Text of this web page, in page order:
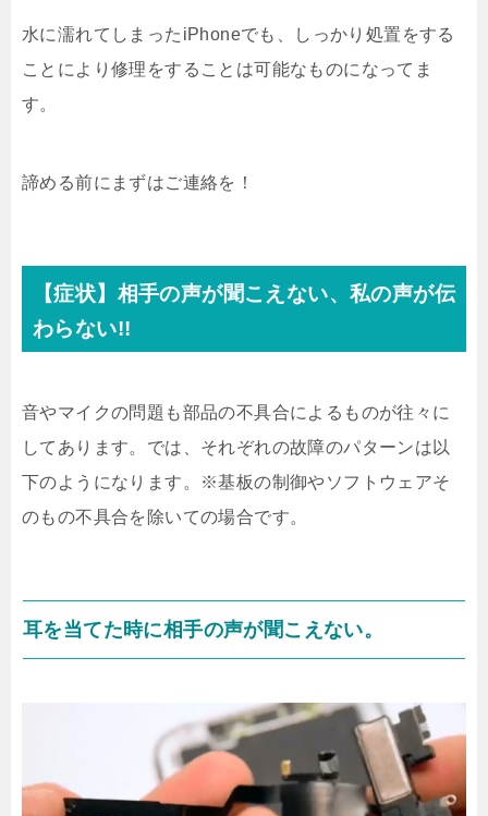
水に濡れてしまったiPhoneでも、しっかり処置をする
ことにより修理をすることは可能なものになってま
す。
諦める前にまずはご連絡を！
【症状】相手の声が聞こえない、私の声が伝
わらない!!
音やマイクの問題も部品の不具合によるものが往々に
してあります。では、それぞれの故障のパターンは以
下のようになります。※基板の制御やソフトウェアそ
のもの不具合を除いての場合です。
耳を当てた時に相手の声が聞こえない。